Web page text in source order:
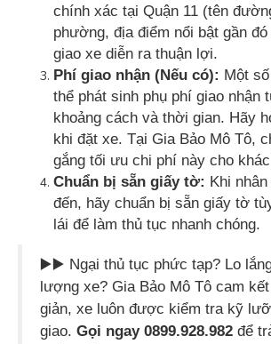
chính xác tại Quận 11 (tên
phường, địa điểm nổi bật gần
giao xe diễn ra thuận lợi.
Phí giao nhận (Nếu có): Một
thể phát sinh phụ phí giao nhận
khoảng cách và thời gian. Hãy
khi đặt xe. Tại Gia Bảo Mô Tô,
gắng tối ưu chi phí này cho
Chuẩn bị sẵn giấy tờ: Khi
đến, hãy chuẩn bị sẵn giấy tờ
lái để làm thủ tục nhanh chóng.
▶️▶️ Ngại thủ tục phức tạp? Lo
lượng xe? Gia Bảo Mô Tô cam
giản, xe luôn được kiểm tra kỹ
giao. Gọi ngay 0899.928.982 để